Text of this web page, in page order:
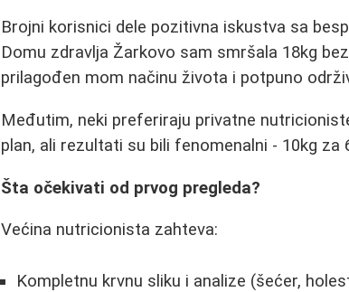
Brojni korisnici dele pozitivna iskustva sa
Domu zdravlja Žarkovo sam smršala 18kg
prilagođen mom načinu života i potpuno
Međutim, neki preferiraju privatne
plan, ali rezultati su bili fenomenalni - 10kg za
Šta očekivati od prvog pregleda?
Većina nutricionista zahteva:
Kompletnu krvnu sliku i analize (šećer,